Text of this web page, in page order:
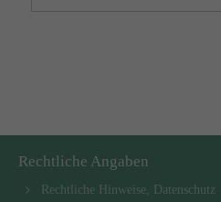
Rechtliche Angaben
Rechtliche Hinweise, Datenschutz